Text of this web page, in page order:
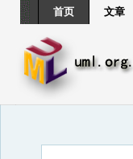
首页 文章